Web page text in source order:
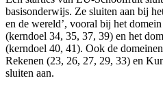
basisonderwijs. Ze sluiten aan bij
en de wereld’, vooral bij het domein
(kerndoel 34, 35, 37, 39) en het
(kerndoel 40, 41). Ook de
Rekenen (23, 26, 27, 29, 33) en
sluiten aan.